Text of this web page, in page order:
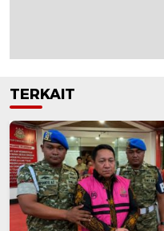
TERKAIT